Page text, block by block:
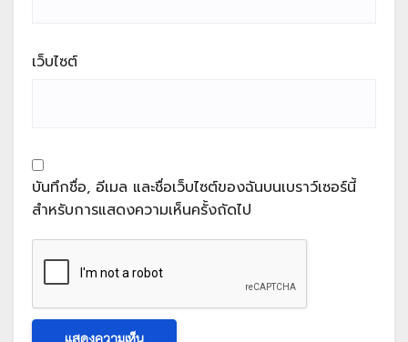
เว็บไซต์
บันทึกชื่อ, อีเมล และชื่อเว็บไซต์ของฉันบนเบราว์เซอร์นี้
สำหรับการแสดงความเห็นครั้งถัดไป